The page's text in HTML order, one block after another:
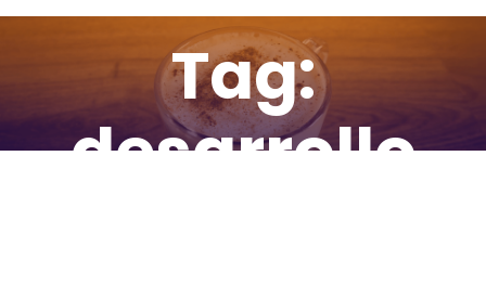
Tag:
desarrollo